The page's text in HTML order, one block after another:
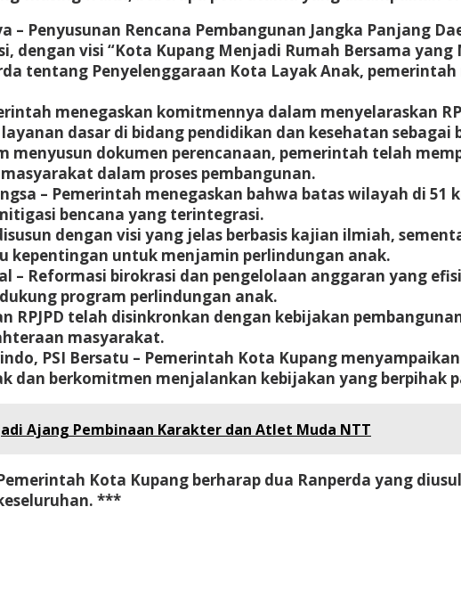
– Penyusunan Rencana Pembangunan Jangka Panjang
dengan visi “Kota Kupang Menjadi Rumah Bersama
tentang Penyelenggaraan Kota Layak Anak,
menegaskan komitmennya dalam menyelaraskan
dasar di bidang pendidikan dan kesehatan sebagai
menyusun dokumen perencanaan, pemerintah telah
dalam proses pembangunan.
– Pemerintah menegaskan bahwa batas wilayah di
bencana yang terintegrasi.
disusun dengan visi yang jelas berbasis kajian ilmiah,
kepentingan untuk menjamin perlindungan anak.
– Reformasi birokrasi dan pengelolaan anggaran yang
program perlindungan anak.
RPJPD telah disinkronkan dengan kebijakan
masyarakat.
PSI Bersatu – Pemerintah Kota Kupang
dan berkomitmen menjalankan kebijakan yang berpihak
Ajang Pembinaan Karakter dan Atlet Muda NTT
Kota Kupang berharap dua Ranperda yang
***